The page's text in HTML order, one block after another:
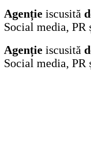
Agenție iscusită
Social media,
Agenție iscusită
Social media,